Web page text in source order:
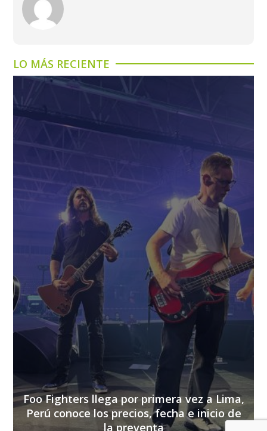
LO MÁS RECIENTE
Foo Fighters llega por primera vez a Lima,
Perú conoce los precios, fecha e inicio de
la preventa